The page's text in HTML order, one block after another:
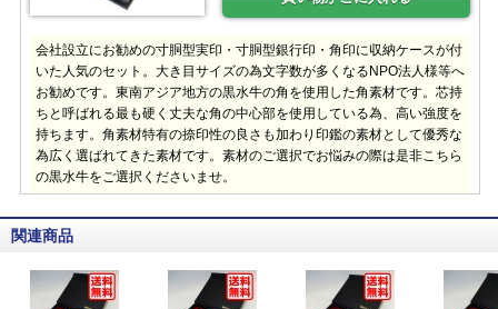
会社設立にお勧めの寸胴型実印・寸胴型銀行印・角印に収納ケースが付
いた人気のセット。大き目サイズの為文字数が多くなるNPO法人様等へ
お勧めです。東南アジア地方の黒水牛の角を使用した角素材です。芯持
ちと呼ばれる最も硬く丈夫な角の中心部を使用している為、高い強度を
持ちます。角素材特有の捺印性の良さも加わり印鑑の素材として優秀な
為広く選ばれてきた素材です。素材のご選択でお悩みの際は是非こちら
の黒水牛をご選択くださいませ。
関連商品